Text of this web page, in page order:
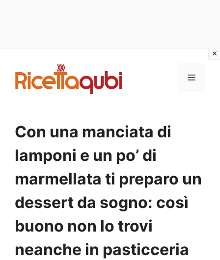
contenuto
MENU
Con una manciata di
lamponi e un po’ di
marmellata ti preparo un
dessert da sogno: così
buono non lo trovi
neanche in pasticceria